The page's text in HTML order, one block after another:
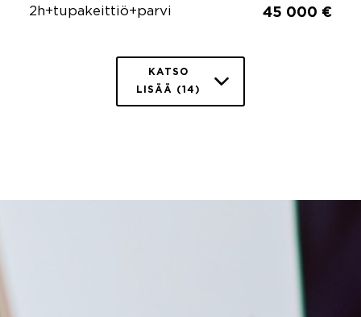
2h+tupakeittiö+parvi 45 000 €
KATSO
LISÄÄ (14)